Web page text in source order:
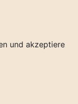
und akzeptiere